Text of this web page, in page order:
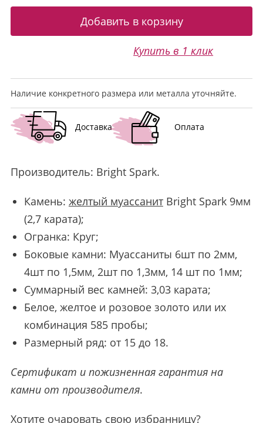
Купить в 1 клик
Наличие конкретного размера или металла уточняйте.
Доставка Оплата
Производитель: Bright Spark.
Камень: желтый муассанитBright Spark 9мм
(2,7 карата);
Огранка: Круг;
Боковые камни: Муассаниты 6шт по 2мм,
4шт по 1,5мм, 2шт по 1,3мм, 14 шт по 1мм;
Суммарный вес камней: 3,03 карата;
Белое, желтое и розовое золото или их
комбинация 585 пробы;
Размерный ряд: от 15 до 18.
Сертификат и пожизненная гарантия на
камни от производителя.
Хотите очаровать свою избранницу?